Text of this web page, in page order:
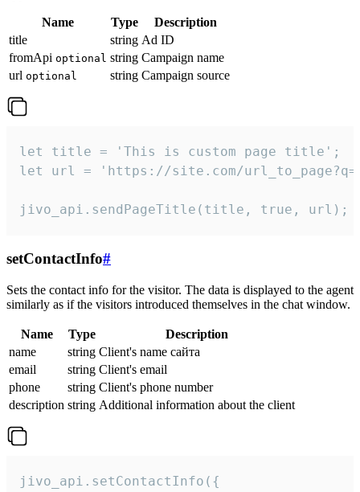
Name Type
Description
title
string Ad ID
fromApi optional string Campaign name
url optional string Campaign source
let title = 'This is custom page title';
let url = 'https://site.com/
jivo_api.sendPageTitle(title, true, url);
setContactInfo#
Sets the contact info for the visitor. The data is displayed to the agent
similarly as if the visitors introduced themselves in the chat window.
Name Type
Description
name
string Client's name сайта
email
string Client's email
phone
string Client's phone number
description string Additional information about the client
jivo_api.setContactInfo({